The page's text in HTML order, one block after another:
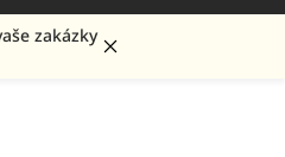
zakázky